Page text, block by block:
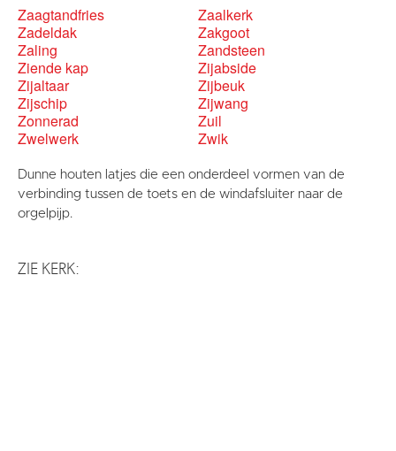
Zaagtandfries
Zaalkerk
Zadeldak
Zakgoot
Zaling
Zandsteen
Ziende kap
Zijabside
Zijaltaar
Zijbeuk
Zijschip
Zijwang
Zonnerad
Zuil
Zwelwerk
Zwik
Dunne houten latjes die een onderdeel vormen van de
verbinding tussen de toets en de windafsluiter naar de
orgelpijp.
ZIE KERK: